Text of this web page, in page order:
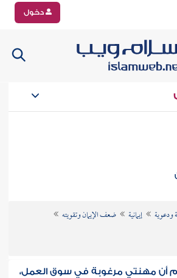
دخول
ودعوية إيمانية
ضعف الإيمان وتقويته
أن مهنتي مرغوبة في سوق العمل،